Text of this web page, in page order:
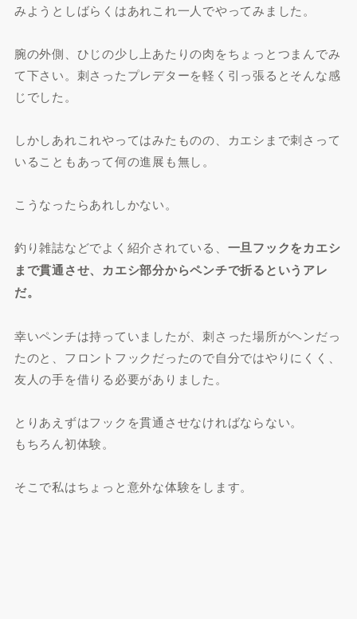
みようとしばらくはあれこれ一人でやってみました。
腕の外側、ひじの少し上あたりの肉をちょっとつまんでみ
て下さい。刺さったプレデターを軽く引っ張るとそんな感
じでした。
しかしあれこれやってはみたものの、カエシまで刺さって
いることもあって何の進展も無し。
こうなったらあれしかない。
釣り雑誌などでよく紹介されている、 一旦フックをカエシ
まで貫通させ、カエシ部分からペンチで折るというアレ
だ。
幸いペンチは持っていましたが、刺さった場所がヘンだっ
たのと、フロントフックだったので自分ではやりにくく、
友人の手を借りる必要がありました。
とりあえずはフックを貫通させなければならない。
もちろん初体験。
そこで私はちょっと意外な体験をします。